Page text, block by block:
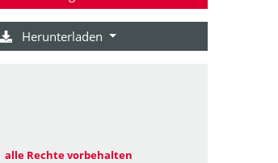
Herunterladen
alle Rechte vorbehalten